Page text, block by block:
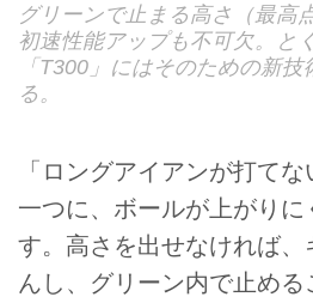
グリーンで止まる高さ（最高
初速性能アップも不可欠。と
「T300」にはそのための新
る。
「ロングアイアンが打て
一つに、ボールが上がりに
す。高さを出せなければ、
んし、グリーン内で止める